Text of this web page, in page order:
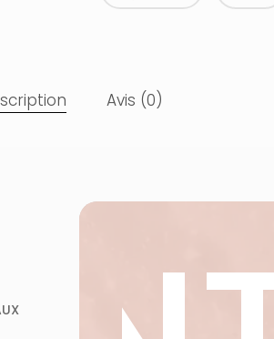
Avis (0)